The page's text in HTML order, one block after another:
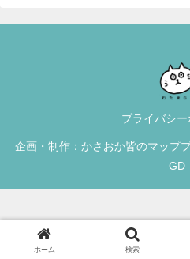
プライバシ
企画・制作：かさおか皆のマップ
GD
ホーム 検索